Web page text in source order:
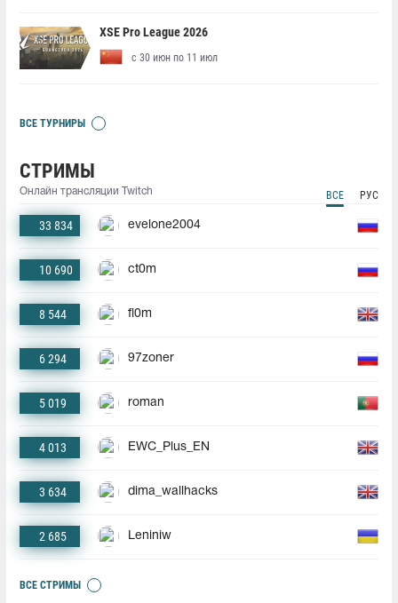
XSE Pro League 2026
с 30 июн по 11 июл
ВСЕ ТУРНИРЫ
СТРИМЫ
Онлайн трансляции Twitch ВСЕ РУС
33 834 evelone2004
10 690 ct0m
8 544 fl0m
6 294 97zoner
5 019 roman
4 013 EWC_Plus_EN
3 634 dima_wallhacks
2 685 Leniniw
ВСЕ СТРИМЫ